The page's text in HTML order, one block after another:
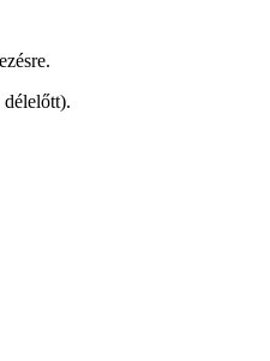
délelőtt).